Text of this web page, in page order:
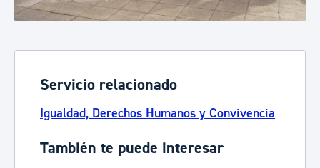
Servicio relacionado
Igualdad, Derechos Humanos y Convivencia
También te puede interesar